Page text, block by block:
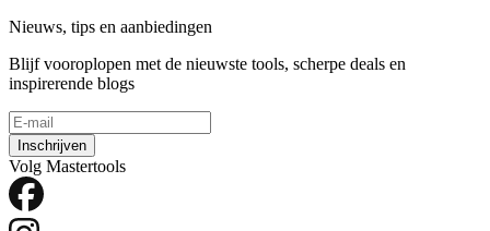
Nieuws, tips en aanbiedingen
Blijf vooroplopen met de nieuwste tools, scherpe deals en
inspirerende blogs
Inschrijven
Volg Mastertools